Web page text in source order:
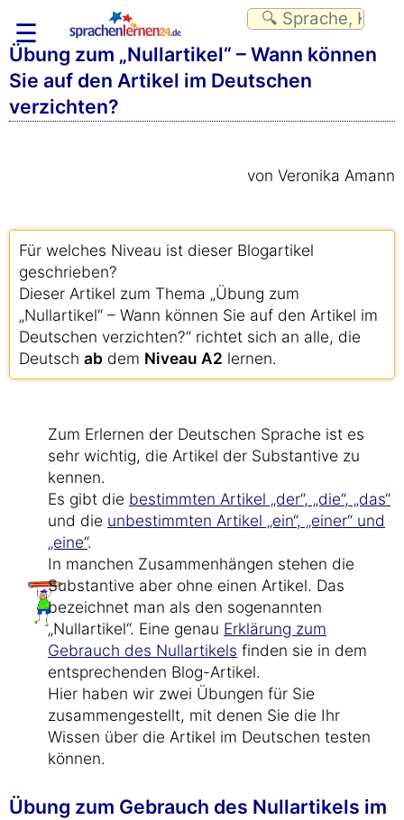
☰
Übung zum „Nullartikel“ – Wann können
Sie auf den Artikel im Deutschen
verzichten?
von Veronika Amann
Für welches Niveau ist dieser Blogartikel
geschrieben?
Dieser Artikel zum Thema „Übung zum
„Nullartikel“ – Wann können Sie auf den Artikel im
Deutschen verzichten?“ richtet sich an alle, die
Deutsch ab dem Niveau A2 lernen.
Zum Erlernen der Deutschen Sprache ist es
sehr wichtig, die Artikel der Substantive zu
kennen.
Es gibt die bestimmten Artikel „der“, „die“, „das“
und die unbestimmten Artikel „ein“, „einer“ und
„eine“.
In manchen Zusammenhängen stehen die
Substantive aber ohne einen Artikel. Das
bezeichnet man als den sogenannten
„Nullartikel“. Eine genau Erklärung zum
Gebrauch des Nullartikels finden sie in dem
entsprechenden Blog-Artikel.
Hier haben wir zwei Übungen für Sie
zusammengestellt, mit denen Sie die Ihr
Wissen über die Artikel im Deutschen testen
können.
Übung zum Gebrauch des Nullartikels im